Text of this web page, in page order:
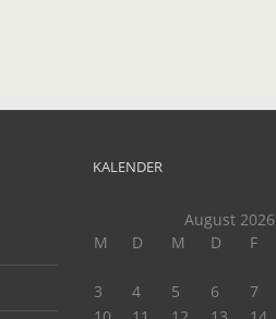
KALENDER
August 2026
M
D M D F
3
4 5 6 7